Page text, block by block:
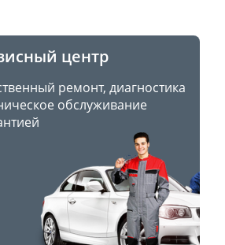
центр
ремонт, диагностика
обслуживание